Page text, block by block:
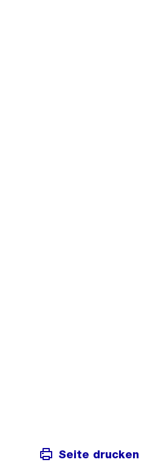
Seite drucken